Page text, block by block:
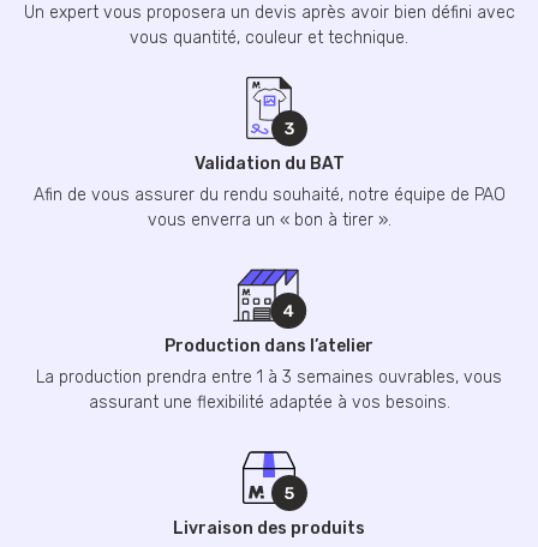
Un expert vous proposera un devis après avoir bien défini avec
vous quantité, couleur et technique.
Validation du BAT
Afin de vous assurer du rendu souhaité, notre équipe de PAO
vous enverra un « bon à tirer ».
Production dans l’atelier
La production prendra entre 1 à 3 semaines ouvrables, vous
assurant une flexibilité adaptée à vos besoins.
Livraison des produits